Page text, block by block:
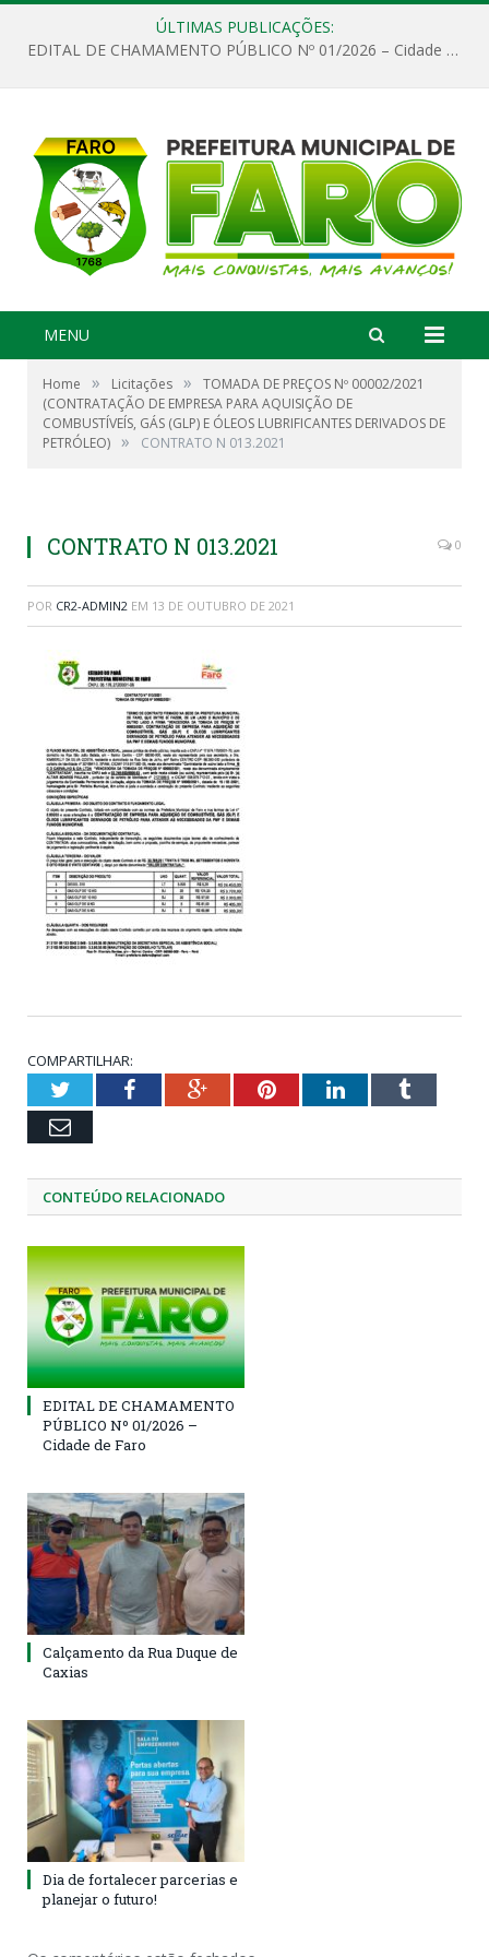
ÚLTIMAS PUBLICAÇÕES:
EDITAL DE CHAMAMENTO PÚBLICO Nº 01/2026 – Cidade de Faro
MENU
Home » Licitações »
TOMADA DE PREÇOS Nº 00002/2021
(CONTRATAÇÃO DE EMPRESA PARA AQUISIÇÃO DE
COMBUSTÍVEÍS, GÁS (GLP) E ÓLEOS LUBRIFICANTES DERIVADOS DE
PETRÓLEO) » CONTRATO N 013.2021
CONTRATO N 013.2021 0
POR CR2-ADMIN2 EM 13 DE OUTUBRO DE 2021
COMPARTILHAR:
TwitterFacebookGoogle+PinterestLinkedInTumblr
Email
CONTEÚDO RELACIONADO
EDITAL DE CHAMAMENTO
PÚBLICO Nº 01/2026 –
Cidade de Faro
Calçamento da Rua Duque de
Caxias
Dia de fortalecer parcerias e
planejar o futuro!